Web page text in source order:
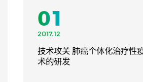
22
2016.06
技术研发 神经胶质瘤gp96的个体化治
疗